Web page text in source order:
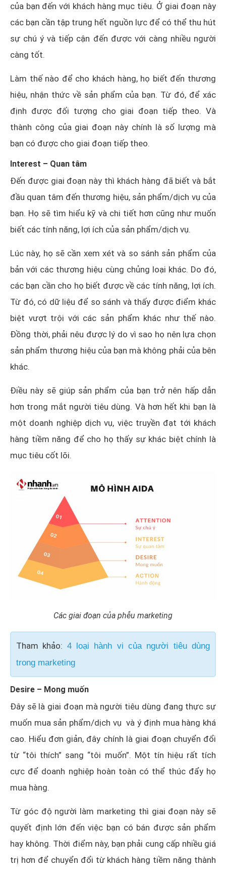
của bạn đến với khách hàng mục tiêu. Ở giai đoạn này
các bạn cần tập trung hết nguồn lực để có thể thu hút
sự chú ý và tiếp cận đến được với càng nhiều người
càng tốt.
Làm thế nào để cho khách hàng, họ biết đến thương
hiệu, nhận thức về sản phẩm của bạn. Từ đó, để xác
định được đối tượng cho giai đoạn tiếp theo. Và
thành công của giai đoạn này chính là số lượng mà
bạn có được cho giai đoạn tiếp theo.
Interest – Quan tâm
Đến được giai đoạn này thì khách hàng đã biết và bắt
đầu quan tâm đến thương hiệu, sản phẩm/dịch vụ của
bạn. Họ sẽ tìm hiểu kỹ và chi tiết hơn cũng như muốn
biết các tính năng, lợi ích của sản phẩm/dịch vụ.
Lúc này, họ sẽ cần xem xét và so sánh sản phẩm của
bản với các thương hiệu cùng chủng loại khác. Do đó,
các bạn cần cho họ biết được về các tính năng, lợi ích.
Từ đó, có dữ liệu để so sánh và thấy được điểm khác
biệt vượt trội với các sản phẩm khác như thế nào.
Đồng thời, phải nêu được lý do vì sao họ nên lựa chọn
sản phẩm thương hiệu của bạn mà không phải của bên
khác.
Điều này sẽ giúp sản phẩm của bạn trở nên hấp dẫn
hơn trong mắt người tiêu dùng. Và hơn hết khi bạn là
một doanh nghiệp dịch vụ, việc truyền đạt tới khách
hàng tiềm năng để cho họ thấy sự khác biệt chính là
mục tiêu cốt lõi.
Các giai đoạn của phễu marketing
Tham khảo: 4 loại hành vi của người tiêu dùng
trong marketing
Desire – Mong muốn
Đây sẽ là giai đoạn mà người tiêu dùng đang thực sự
muốn mua sản phẩm/dịch vụ và ý định mua hàng khá
cao. Hiểu đơn giản, đây chính là giai đoạn chuyển đổi
từ “tôi thích” sang “tôi muốn”. Một tín hiệu rất tích
cực để doanh nghiệp hoàn toàn có thể thúc đẩy họ
mua hàng.
Từ góc độ người làm marketing thì giai đoạn này sẽ
quyết định lớn đến việc bạn có bán được sản phẩm
hay không. Thời điểm này, bạn phải cung cấp nhiều giá
trị hơn để chuyển đổi từ khách hàng tiềm năng thành